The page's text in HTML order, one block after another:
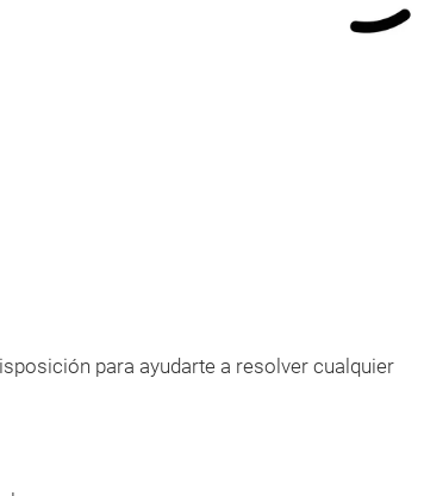
para ayudarte a resolver cualquier